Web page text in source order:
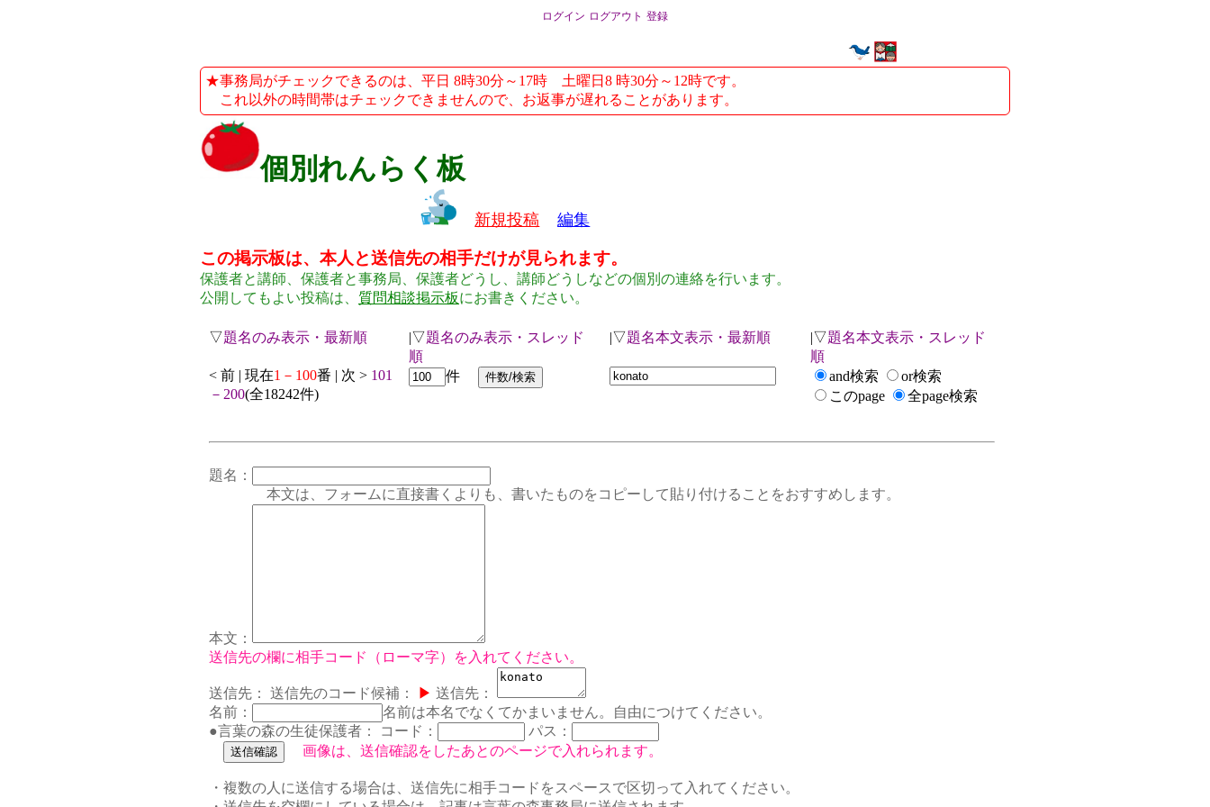
ログイン ログアウト 登録
★事務局がチェックできるのは、平日 8時30分～17時 土曜日8 時30分～12時です。
これ以外の時間帯はチェックできませんので、お返事が遅れることがあります。
個別れんらく板
新規投稿 編集
この掲示板は、本人と送信先の相手だけが見られます。
保護者と講師、保護者と事務局、保護者どうし、講師どうしなどの個別の連絡を行います。
公開してもよい投稿は、 質問相談掲示板にお書きください。
▽題名のみ表示・最新順 |▽題名のみ表示・スレッド
順
|▽題名本文表示・最新順 |▽題名本文表示・スレッド
順
< 前 | 現在1－100番 | 次 > 101
－200(全18242件)
件 and検索
or検索
このpage
全page検索
題名：
本文は、フォームに直接書くよりも、書いたものをコピーして貼り付けることをおすすめします。
本文：
送信先の欄に相手コード（ローマ字）を入れてください。
送信先： 送信先のコード候補： ▶ 送信先：
名前：
名前は本名でなくてかまいません。自由につけてください。
●言葉の森の生徒保護者：
コード：
パス：
画像は、送信確認をしたあとのページで入れられます。
・複数の人に送信する場合は、送信先に相手コードをスペースで区切って入れてください。